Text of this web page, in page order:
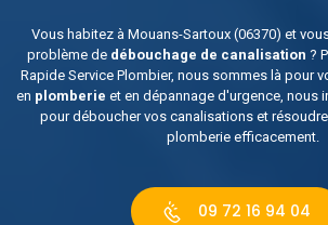
Vous habitez à Mouans-Sartoux (06370) et
problème de débouchage de canalisation ?
Rapide Service Plombier, nous sommes là pour
en plomberie et en dépannage d'urgence, nous
pour déboucher vos canalisations et
plomberie efficacement.
09 72 16 94 04